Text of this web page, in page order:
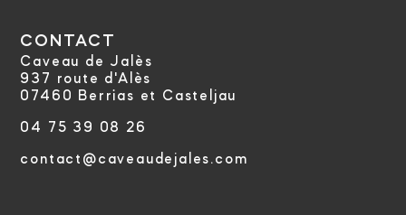
CONTACT
Caveau de Jalès
937 route d'Alès
07460 Berrias et Casteljau
04 75 39 08 26
contact@caveaudejales.com